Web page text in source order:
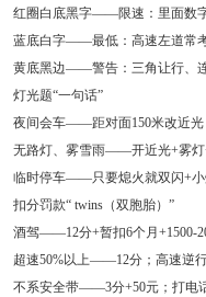
红圈白底黑字——限速：里面数
蓝底白字——最低：高速左道常考
黄底黑边——警告：三角让行、连
灯光题“一句话”
夜间会车——距对面150米改近光
无路灯、雾雪雨——开近光+雾灯
临时停车——只要熄火就双闪+小
扣分罚款“ twins（双胞胎）”
酒驾——12分+暂扣6个月+1500-
超速50%以上——12分；高速逆
不系安全带——3分+50元；打